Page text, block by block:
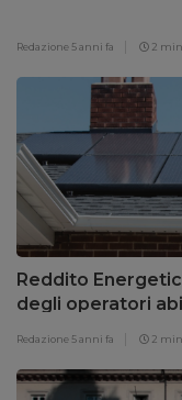
Redazione 5 anni fa 2 min
Reddito
degli operatori
Redazione 5 anni fa 2 min